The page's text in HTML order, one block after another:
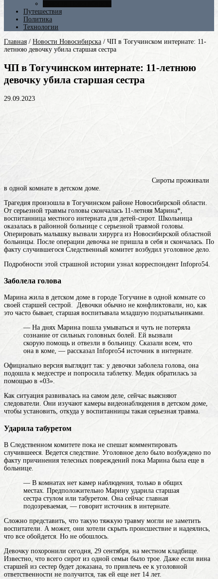
Путешествия
Политика
Технологии
Главная / Новости Новосибирска / ЧП в Тогучинском интернате: 11-
летнюю девочку убила старшая сестра
ЧП в Тогучинском интернате: 11-летнюю
девочку убила старшая сестра
29.09.2023
Сироты проживали
в одной комнате в детском доме.
Трагедия произошла в Тогучинском районе Новосибирской области.
От серьезной травмы головы скончалась 11-летняя Марина*,
воспитанница местного интерната для детей-сирот. Школьница
оказалась в районной больнице с серьезной травмой головы.
Оперировать малышку вызвали хирурга из Новосибирской областной
больницы. После операции девочка не пришла в себя и скончалась. По
факту случившегося Следственный комитет возбудил уголовное дело.
Подробности этой страшной истории узнал корреспондент Infopro54.
Заболела голова
Марина жила в детском доме в городе Тогучине в одной комнате со
своей старшей сестрой. Девочки обычно не конфликтовали, но, как
это часто бывает, старшая воспитывала младшую подзатыльниками.
― На днях Марина пошла умываться и чуть не потеряла
сознание от сильных головных болей. Ей вызвали
скорую помощь и отвезли в больницу. Сказали всем, что
она в коме, ― рассказал Infopro54 источник в интернате.
Официально версия выглядит так: у девочки заболела голова, она
подошла к медсестре и попросила таблетку. Медик обратилась за
помощью в «03».
Как ситуация развивалась на самом деле, сейчас выясняют
следователи. Они изучают камеры видеонаблюдения в детском доме,
чтобы установить, откуда у воспитанницы такая серьезная травма.
Ударила табуретом
В Следственном комитете пока не спешат комментировать
случившееся. Ведется следствие. Уголовное дело было возбуждено по
факту причинения телесных повреждений пока Марина была еще в
больнице.
― В комнатах нет камер наблюдения, только в общих
местах. Предположительно Марину ударила старшая
сестра стулом или табуретом. Она сейчас главная
подозреваемая, ― говорит источник в интернате.
Сложно представить, что такую тяжкую травму могли не заметить
воспитатели. А может, они хотели скрыть происшествие и надеялись,
что все обойдется. Но не обошлось.
Девочку похоронили сегодня, 29 сентября, на местном кладбище.
Известно, что всего сирот из одной семьи было трое. Даже если вина
старшей из сестер будет доказана, то привлечь ее к уголовной
ответственности не получится, так ей еще нет 14 лет.